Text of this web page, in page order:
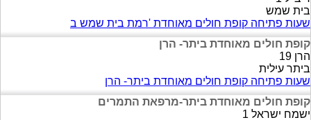
בית שמש
שעות פתיחה קופת חולים מאוחדת 'רמת בית שמש ב
קופת חולים מאוחדת ביתר- הרן
הרן 19
ביתר עילית
שעות פתיחה קופת חולים מאוחדת ביתר- הרן
קופת חולים מאוחדת ביתר-מרפאת התמרים
ישמח ישראל 1